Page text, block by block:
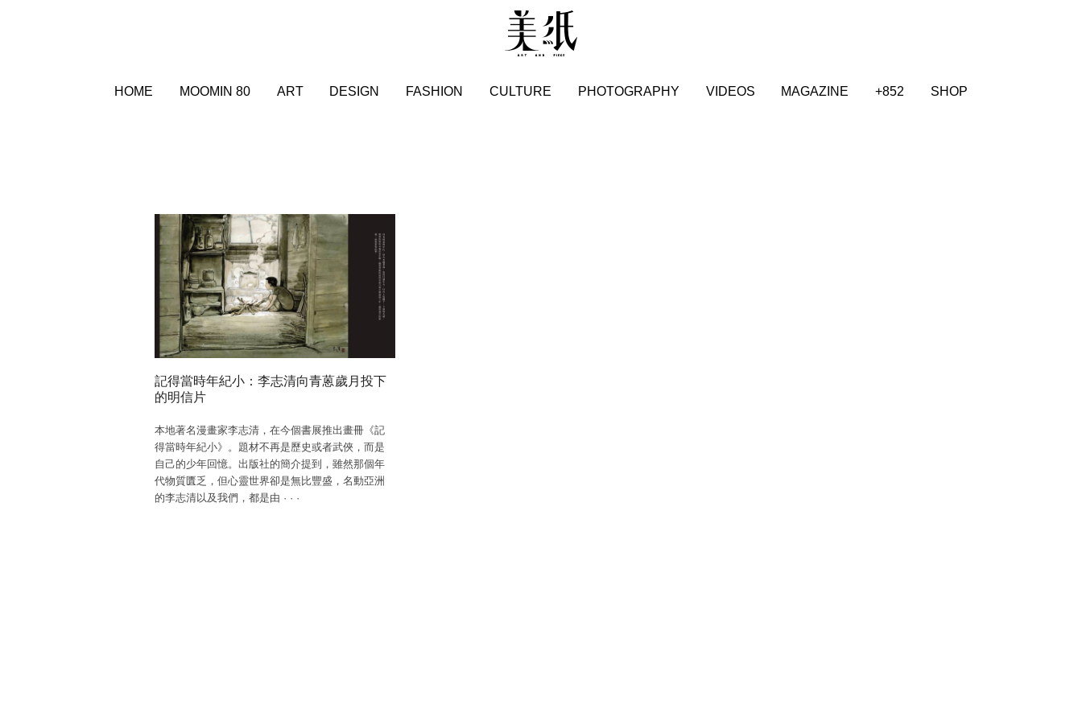
HOME MOOMIN 80 ART DESIGN FASHION CULTURE PHOTOGRAPHY VIDEOS MAGAZINE +852 SHOP
記得當時年紀小：李志清向青蒽歲月投下
的明信片
本地著名漫畫家李志清，在今個書展推出畫冊《記
得當時年紀小》。題材不再是歷史或者武俠，而是
自己的少年回憶。出版社的簡介提到，雖然那個年
代物質匱乏，但心靈世界卻是無比豐盛，名動亞洲
的李志清以及我們，都是由 · · ·